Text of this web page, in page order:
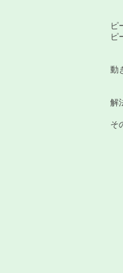
ピ
ピ
動
解
そ